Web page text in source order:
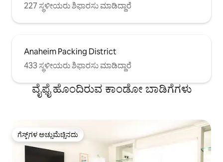
227 ಸ್ಥಳೀಯರು ಶಿಫಾರಸು ಮಾಡಿದ್ದಾರೆ
Anaheim Packing District
433 ಸ್ಥಳೀಯರು ಶಿಫಾರಸು ಮಾಡಿದ್ದಾರೆ
ವೈಫೈ ಹೊಂದಿರುವ ಕಾಂಡೋ ಬಾಡಿಗೆಗಳು
ಗೆಸ್ಟ್‌ಗಳ ಅಚ್ಚುಮೆಚ್ಚಿನದು
ಗೆಸ್ಟ್‌ಗಳ ಅಚ್ಚುಮೆಚ್ಚಿನದು